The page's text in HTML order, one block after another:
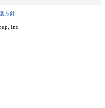
方針
Inc.